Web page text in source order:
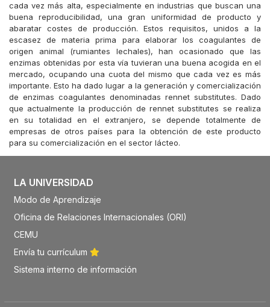
cada vez más alta, especialmente en industrias que buscan una
buena reproducibilidad, una gran uniformidad de producto y
abaratar costes de producción. Estos requisitos, unidos a la
escasez de materia prima para elaborar los coagulantes de
origen animal (rumiantes lechales), han ocasionado que las
enzimas obtenidas por esta vía tuvieran una buena acogida en el
mercado, ocupando una cuota del mismo que cada vez es más
importante. Esto ha dado lugar a la generación y comercialización
de enzimas coagulantes denominadas rennet substitutes. Dado
que actualmente la producción de rennet substitutes se realiza
en su totalidad en el extranjero, se depende totalmente de
empresas de otros países para la obtención de este producto
para su comercialización en el sector lácteo.
LA UNIVERSIDAD
Modo de Aprendizaje
Oficina de Relaciones Internacionales (ORI)
CEMU
Envía tu currículum
Sistema interno de información